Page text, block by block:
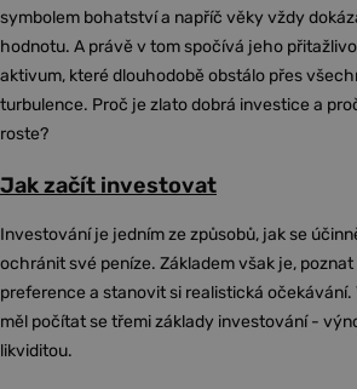
symbolem bohatství a napříč věky vždy
hodnotu. A právě v tom spočívá jeho
aktivum, které dlouhodobě obstálo přes
turbulence. Proč je zlato dobrá investice a
roste?
Jak začít investovat
Investování je jedním ze způsobů, jak se
ochránit své peníze. Základem však je,
preference a stanovit si realistická očekávání.
měl počítat se třemi základy investování -
likviditou.